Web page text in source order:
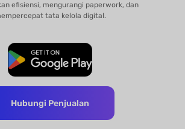
efisiensi, mengurangi paperwork, dan
tata kelola digital.
Unduh Gratis
Hubungi Penjualan